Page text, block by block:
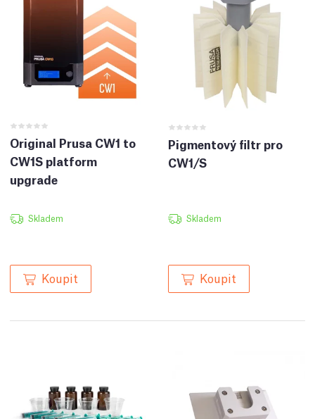
Original Prusa CW1 to
CW1S platform
upgrade
Skladem
Koupit
Pigmentový filtr pro
CW1/S
Skladem
Koupit